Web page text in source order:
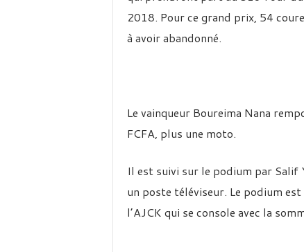
2018. Pour ce grand prix, 54
à avoir abandonné.
Le vainqueur Boureima Nana
FCFA, plus une moto.
Il est suivi sur le podium par Salif
un poste téléviseur. Le podium
l’AJCK qui se console avec la